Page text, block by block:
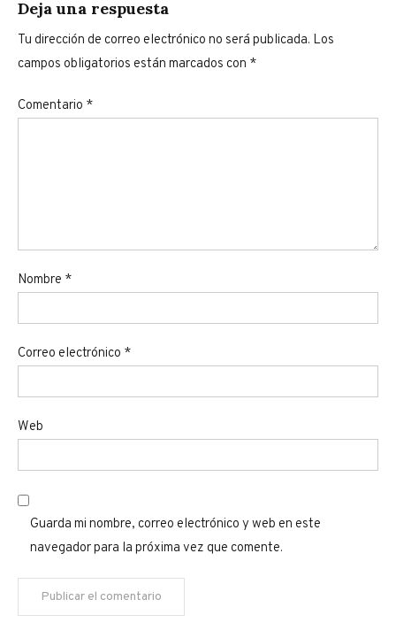
Deja una respuesta
Tu dirección de correo electrónico no será publicada. Los
campos obligatorios están marcados con *
Comentario *
Nombre *
Correo electrónico *
Web
Guarda mi nombre, correo electrónico y web en este
navegador para la próxima vez que comente.